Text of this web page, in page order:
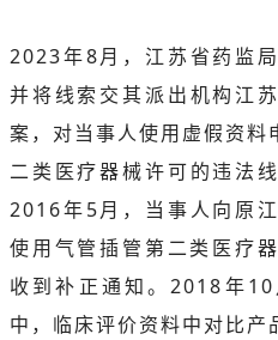
2023年8月，江苏省药监
并将线索交其派出机构江
案，对当事人使用虚假资料
二类医疗器械许可的违法
2016年5月，当事人向原
使用气管插管第二类医疗
收到补正通知。2018年
中，临床评价资料中对比